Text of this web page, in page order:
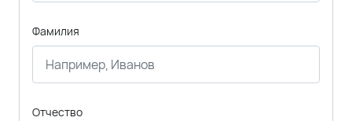
Фамилия
Отчество